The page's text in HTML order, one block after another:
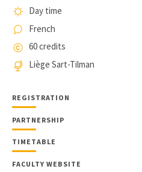
Day time
French
60 credits
Liège Sart-Tilman
REGISTRATION
PARTNERSHIP
TIMETABLE
FACULTY WEBSITE